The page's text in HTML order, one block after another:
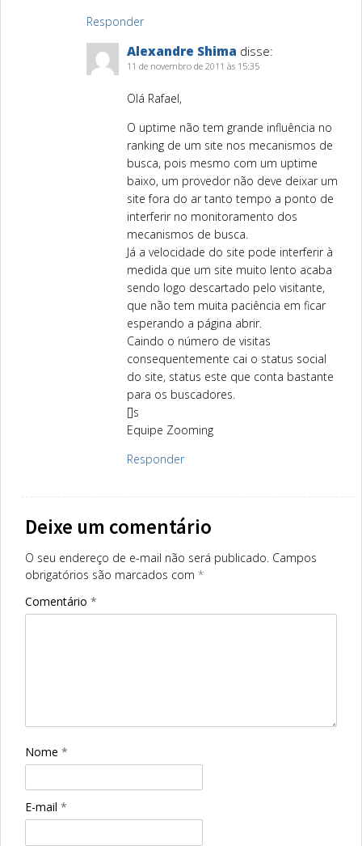
Responder
Alexandre Shima disse:
11 de novembro de 2011 às 15:35
Olá Rafael,
O uptime não tem grande influência no
ranking de um site nos mecanismos de
busca, pois mesmo com um uptime
baixo, um provedor não deve deixar um
site fora do ar tanto tempo a ponto de
interferir no monitoramento dos
mecanismos de busca.
Já a velocidade do site pode interferir à
medida que um site muito lento acaba
sendo logo descartado pelo visitante,
que não tem muita paciência em ficar
esperando a página abrir.
Caindo o número de visitas
consequentemente cai o status social
do site, status este que conta bastante
para os buscadores.
[]s
Equipe Zooming
Responder
Deixe um comentário
O seu endereço de e-mail não será publicado. Campos
obrigatórios são marcados com *
Comentário *
Nome *
E-mail *